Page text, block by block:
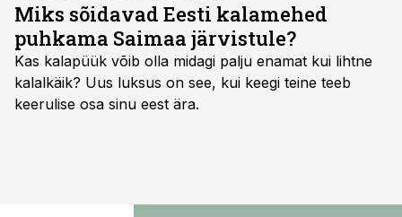
Miks sõidavad Eesti kalamehed
puhkama Saimaa järvistule?
Kas kalapüük võib olla midagi palju enamat kui lihtne
kalalkäik? Uus luksus on see, kui keegi teine teeb
keerulise osa sinu eest ära.